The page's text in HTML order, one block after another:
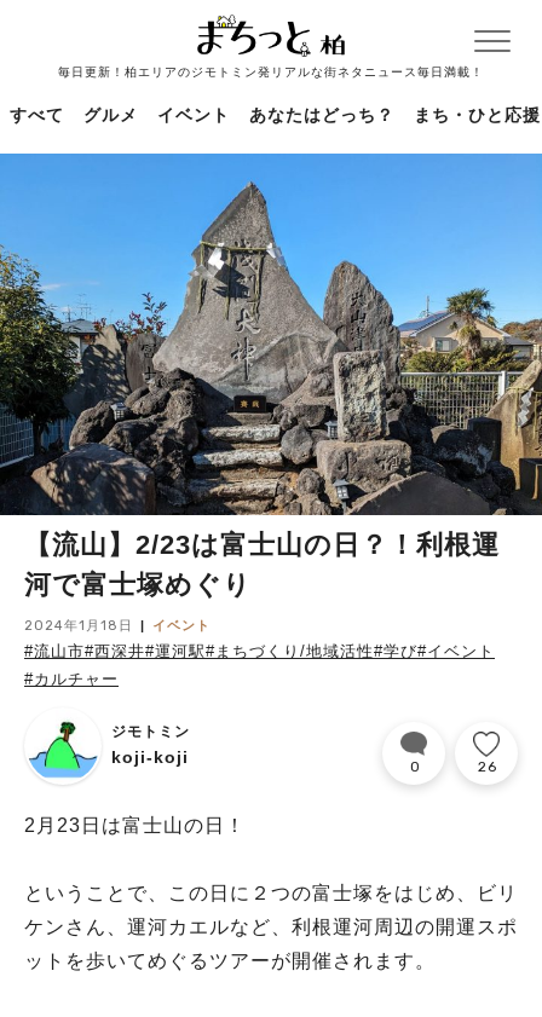
毎日更新！柏エリアのジモトミン発リアルな街ネタニュース毎日満載！
すべて グルメ イベント あなたはどっち？ まち・ひと応援
【流山】2/23は富士山の日？！利根運
河で富士塚めぐり
2024年1月18日 イベント
#流山市#西深井#運河駅#まちづくり/地域活性#学び#イベント
#カルチャー
ジモトミン
koji-koji 0 26
2月23日は富士山の日！
ということで、この日に２つの富士塚をはじめ、ビリ
ケンさん、運河カエルなど、利根運河周辺の開運スポ
ットを歩いてめぐるツアーが開催されます。